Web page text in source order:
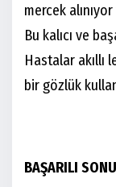
mercek
Bu kalıcı ve
Hastalar akıllı
bir gözlük
BAŞARILI